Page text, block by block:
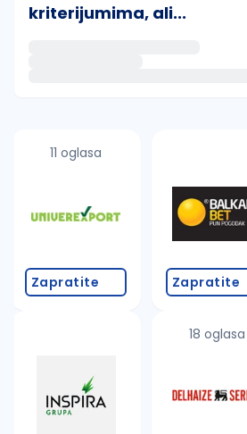
kriterijumima, ali...
Takođe možete da:
proverite pravopisne
promenite odabrane
11 oglasa
Zapratite Zapratite
18 oglasa